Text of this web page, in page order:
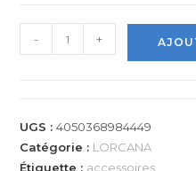
- +
UGS :4050368984449
Catégorie : LORCANA
Étiquette : accessoires